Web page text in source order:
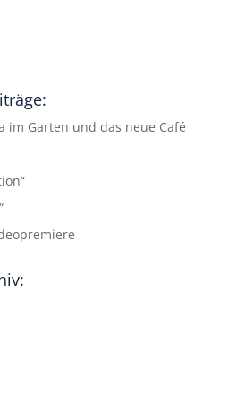
im Garten und das neue Café